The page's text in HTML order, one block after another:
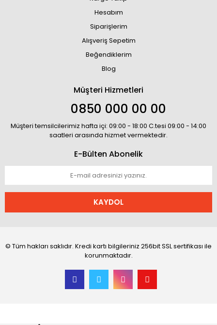
Hesabım
Siparişlerim
Alışveriş Sepetim
Beğendiklerim
Blog
Müşteri Hizmetleri
0850 000 00 00
Müşteri temsilcilerimiz hafta içi: 09:00 - 18:00 C.tesi 09:00 - 14:00
saatleri arasında hizmet vermektedir.
E-Bülten Abonelik
KAYDOL
© Tüm hakları saklıdır. Kredi kartı bilgileriniz 256bit SSL sertifikası ile
korunmaktadır.